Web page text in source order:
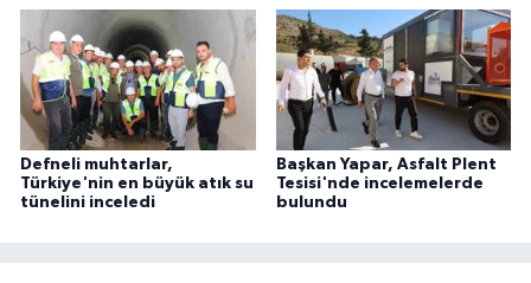
Defneli muhtarlar,
Türkiye'nin en büyük atık su
tünelini inceledi
Başkan Yapar, Asfalt Plent
Tesisi'nde incelemelerde
bulundu